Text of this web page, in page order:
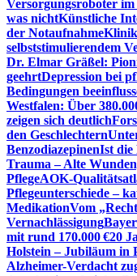
Versorgungsroboter
was nichtKünstliche
der NotaufnahmeKlinik
selbststimulierendem
Dr. Elmar Gräßel:
geehrtDepression bei
Bedingungen
Westfalen: Über
zeigen sich deutlich
den Geschlechtern
BenzodiazepinenIst die
Trauma – Alte
PflegeAOK-
Pflegeunterschiede –
MedikationVom
Vernachlässigung
mit rund 170.000 €20
Holstein – Jubiläum in
Alzheimer-Verdacht